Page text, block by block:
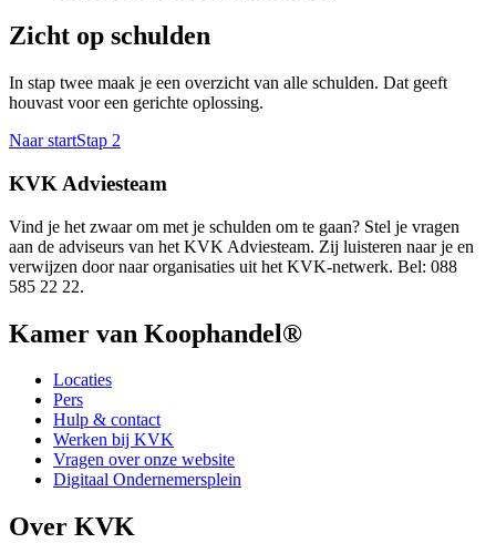
Zicht op schulden
In stap twee maak je een overzicht van alle schulden. Dat geeft
houvast voor een gerichte oplossing.
Naar startStap 2
KVK Adviesteam
Vind je het zwaar om met je schulden om te gaan? Stel je vragen
aan de adviseurs van het KVK Adviesteam. Zij luisteren naar je en
verwijzen door naar organisaties uit het KVK-netwerk. Bel: 088
585 22 22.
Kamer van Koophandel®
Locaties
Pers
Hulp & contact
Werken bij KVK
Vragen over onze website
Digitaal Ondernemersplein
Over KVK